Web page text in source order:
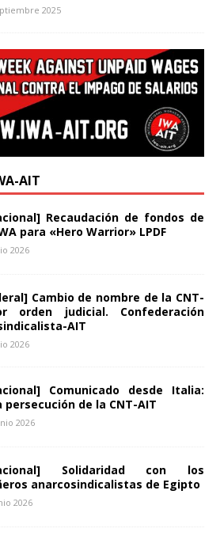
2025
AIT
Recaudación de fondos de
para «Hero Warrior» LPDF
2026
Cambio de nombre de la CNT-
orden judicial. Confederación
AIT
2026
Comunicado desde Italia:
persecución de la CNT-AIT
2026
Solidaridad con los
anarcosindicalistas de Egipto
2026